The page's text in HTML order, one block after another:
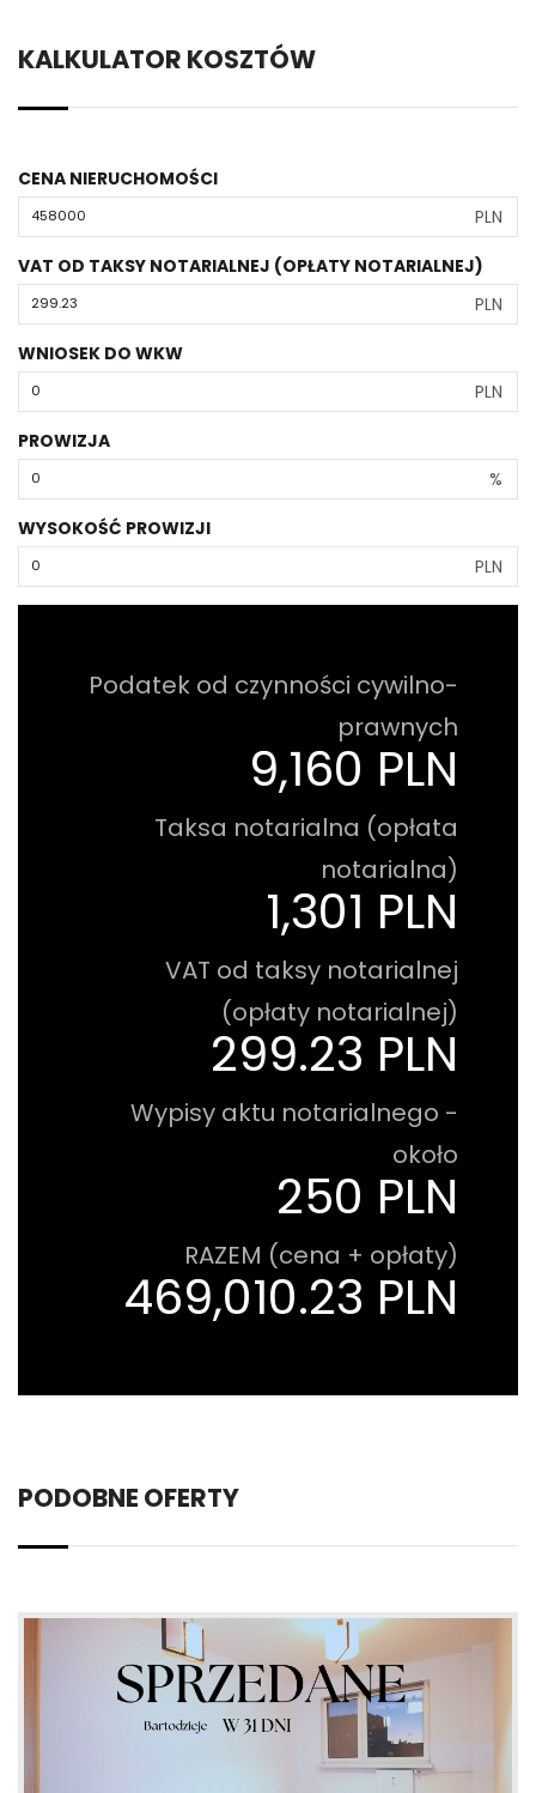
KALKULATOR KOSZTÓW
CENA NIERUCHOMOŚCI
PLN
VAT OD TAKSY NOTARIALNEJ (OPŁATY NOTARIALNEJ)
PLN
WNIOSEK DO WKW
PLN
PROWIZJA
%
WYSOKOŚĆ PROWIZJI
PLN
Podatek od czynności cywilno-
prawnych
9,160 PLN
Taksa notarialna (opłata
notarialna)
1,301 PLN
VAT od taksy notarialnej
(opłaty notarialnej)
299.23 PLN
Wypisy aktu notarialnego -
około
250 PLN
RAZEM (cena + opłaty)
469,010.23 PLN
PODOBNE OFERTY